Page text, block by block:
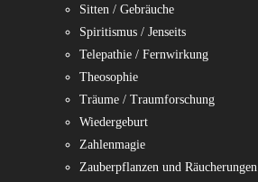
Sitten / Gebräuche
Spiritismus / Jenseits
Telepathie / Fernwirkung
Theosophie
Träume / Traumforschung
Wiedergeburt
Zahlenmagie
Zauberpflanzen und Räucherungen